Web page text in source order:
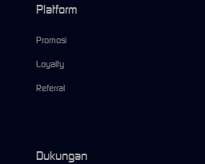
Platform
Promosi
Loyalty
Referral
Dukungan